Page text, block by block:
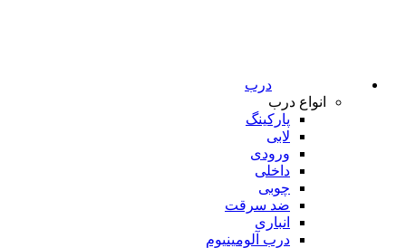
درب
انواع درب
پارکینگ
لابی
ورودی
داخلی
چوبی
ضد سرقت
انباری
درب آلومینیوم